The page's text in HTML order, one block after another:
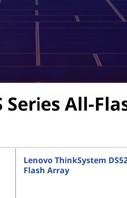
Series All-
Lenovo ThinkSystem
Flash Array